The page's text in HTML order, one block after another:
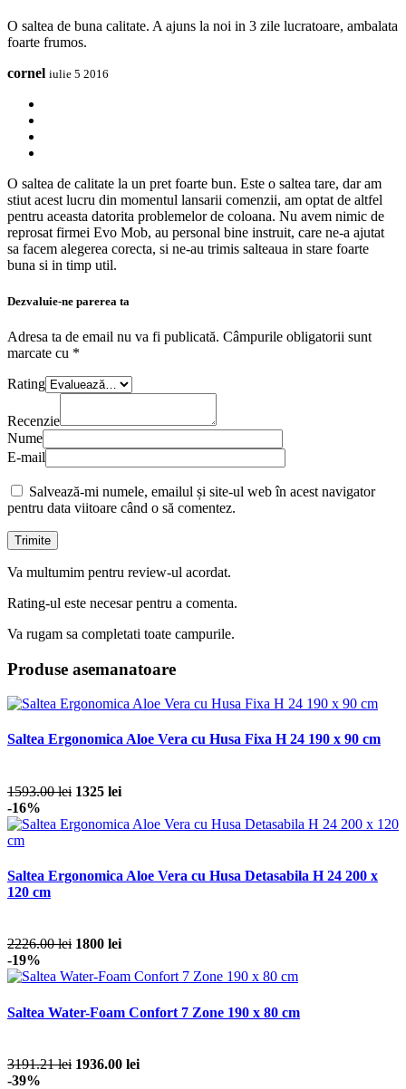
O saltea de buna calitate. A ajuns la noi in 3 zile lucratoare, ambalata
foarte frumos.
cornel iulie 5 2016
O saltea de calitate la un pret foarte bun. Este o saltea tare, dar am
stiut acest lucru din momentul lansarii comenzii, am optat de altfel
pentru aceasta datorita problemelor de coloana. Nu avem nimic de
reprosat firmei Evo Mob, au personal bine instruit, care ne-a ajutat
sa facem alegerea corecta, si ne-au trimis salteaua in stare foarte
buna si in timp util.
Dezvaluie-ne parerea ta
Adresa ta de email nu va fi publicată. Câmpurile obligatorii sunt
marcate cu *
Rating
Recenzie
Nume
E-mail
Salvează-mi numele, emailul și site-ul web în acest navigator
pentru data viitoare când o să comentez.
Va multumim pentru review-ul acordat.
Rating-ul este necesar pentru a comenta.
Va rugam sa completati toate campurile.
Produse asemanatoare
Saltea Ergonomica Aloe Vera cu Husa Fixa H 24 190 x 90 cm
1593.00 lei 1325 lei
-16%
Saltea Ergonomica Aloe Vera cu Husa Detasabila H 24 200 x
120 cm
2226.00 lei 1800 lei
-19%
Saltea Water-Foam Confort 7 Zone 190 x 80 cm
3191.21 lei 1936.00 lei
-39%